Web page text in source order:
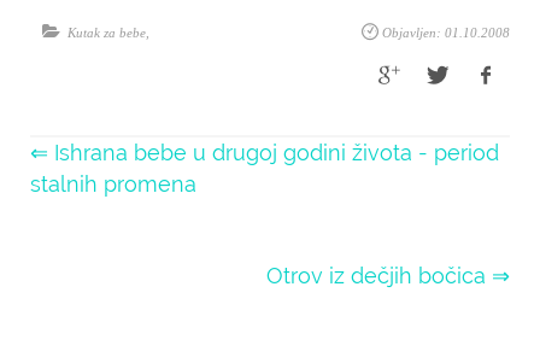
Objavljen: 01.10.2008
Kutak za bebe
⇐ Ishrana bebe u drugoj godini života - period
stalnih promena
Otrov iz dečjih bočica ⇒